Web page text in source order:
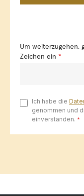
Um weiterzugehen,
Zeichen ein *
Ich habe die
genommen und
einverstanden. *